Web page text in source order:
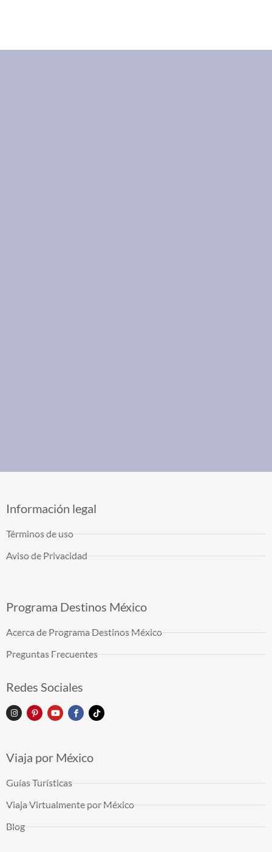
Información legal
Términos de uso
Aviso de Privacidad
Programa Destinos México
Acerca de Programa Destinos México
Preguntas Frecuentes
Redes Sociales
Viaja por México
Guías Turísticas
Viaja Virtualmente por México
Blog